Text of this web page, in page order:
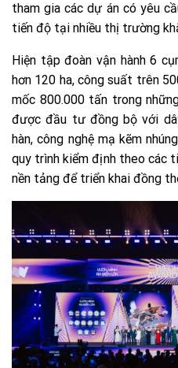
tham gia các dự án có yêu
tiến độ tại nhiều thị trường
Hiện tập đoàn vận hành 6
hơn 120 ha, công suất trên
mốc 800.000 tấn trong
được đầu tư đồng bộ với
hàn, công nghệ mạ kẽm
quy trình kiểm định theo các
nền tảng để triển khai đồng